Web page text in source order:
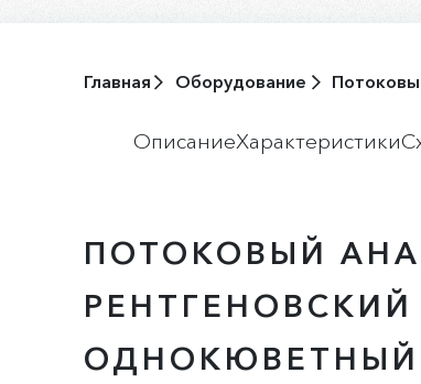
Главная Оборудование
ОписаниеХарактеристики
ПОТОКОВЫЙ
РЕНТГЕНОВСКИЙ
ОДНОКЮВЕТНЫЙ